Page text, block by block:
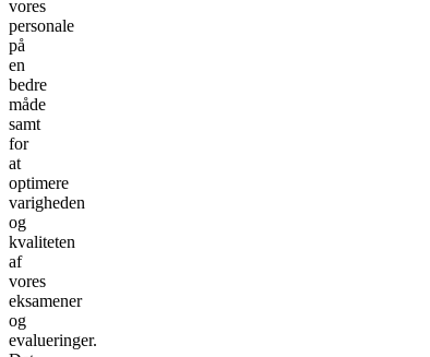
vores
personale
på
en
bedre
måde
samt
for
at
optimere
varigheden
og
kvaliteten
af
vores
eksamener
og
evalueringer.